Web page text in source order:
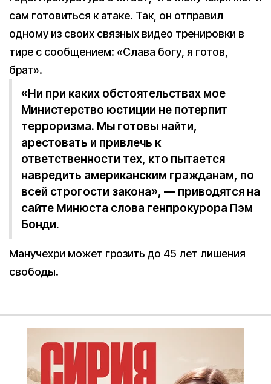
сам готовиться к атаке. Так, он отправил
одному из своих связных видео тренировки в
тире с сообщением: «Слава богу, я готов,
брат».
«Ни при каких обстоятельствах мое
Министерство юстиции не потерпит
терроризма. Мы готовы найти,
арестовать и привлечь к
ответственности тех, кто пытается
навредить американским гражданам, по
всей строгости закона», — приводятся на
сайте Минюста слова генпрокурора Пэм
Бонди.
Манучехри может грозить до 45 лет лишения
свободы.